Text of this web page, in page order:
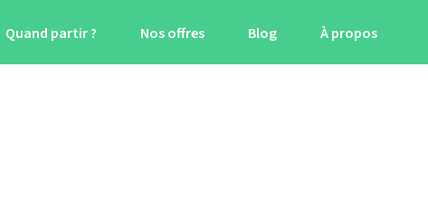
Quand partir ? Nos offres Blog À propos